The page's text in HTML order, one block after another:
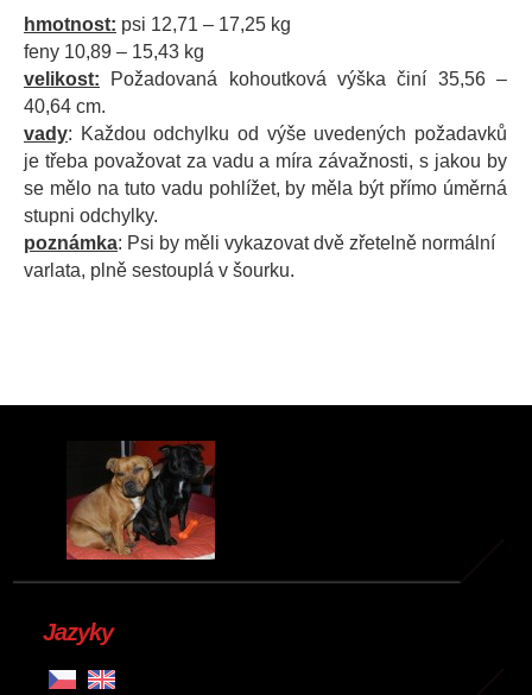
hmotnost: psi 12,71 – 17,25 kg
feny 10,89 – 15,43 kg
velikost: Požadovaná kohoutková výška činí 35,56 –
40,64 cm.
vady: Každou odchylku od výše uvedených požadavků
je třeba považovat za vadu a míra závažnosti, s jakou by
se mělo na tuto vadu pohlížet, by měla být přímo úměrná
stupni odchylky.
poznámka: Psi by měli vykazovat dvě zřetelně normální
varlata, plně sestouplá v šourku.
Jazyky